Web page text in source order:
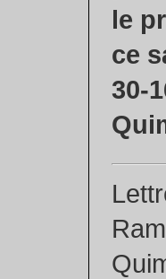
le
ce
30-